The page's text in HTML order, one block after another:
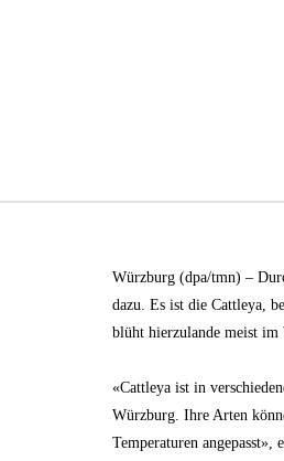
Würzburg (dpa/tmn) –
dazu. Es ist die Cattleya,
blüht hierzulande meist im
«Cattleya ist in
Würzburg. Ihre Arten
Temperaturen